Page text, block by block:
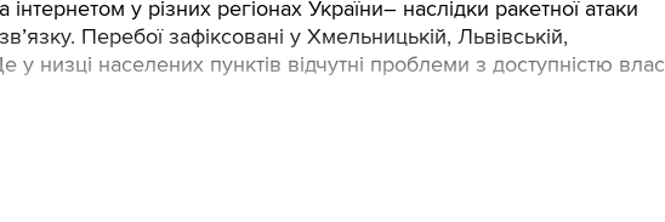
у різних регіонах України– наслідки ракетної атаки
Перебої зафіксовані у Хмельницькій, Львівській,
у низці населених пунктів відчутні проблеми з доступністю